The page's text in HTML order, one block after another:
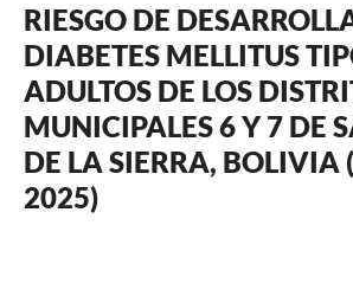
RIESGO DE
DIABETES MELLITUS
ADULTOS DE LOS
MUNICIPALES 6 Y 7 DE
DE LA SIERRA, BOLIVIA
2025)